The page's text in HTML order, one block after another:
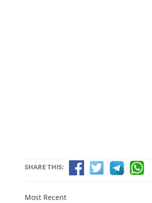
SHARE THIS:
Most Recent